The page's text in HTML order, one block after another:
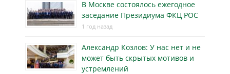
В Москве состоялось ежегодное
заседание Президиума ФКЦ РОС
1 год назад
Александр Козлов: У нас нет и не
может быть скрытых мотивов и
устремлений